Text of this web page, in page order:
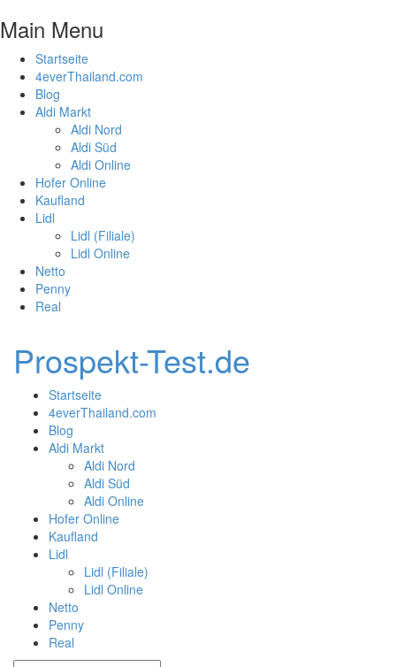
Main Menu
Startseite
4everThailand.com
Blog
Aldi Markt
Aldi Nord
Aldi Süd
Aldi Online
Hofer Online
Kaufland
Lidl
Lidl (Filiale)
Lidl Online
Netto
Penny
Real
Prospekt-Test.de
Startseite
4everThailand.com
Blog
Aldi Markt
Aldi Nord
Aldi Süd
Aldi Online
Hofer Online
Kaufland
Lidl
Lidl (Filiale)
Lidl Online
Netto
Penny
Real